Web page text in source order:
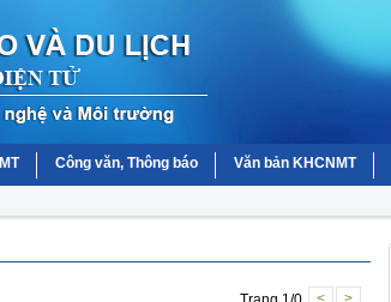
Công văn, Thông báo Văn bản KHCNMT